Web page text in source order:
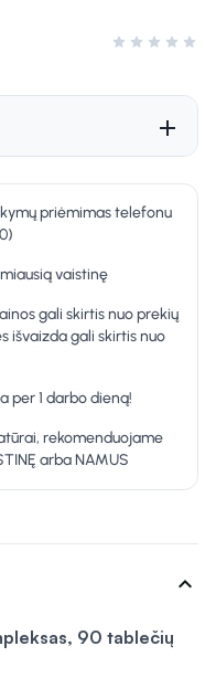
Įvertinimas 0
priėmimas telefonu
vaistinę
gali skirtis nuo prekių
išvaizda gali skirtis nuo
per 1 darbo dieną!
rekomenduojame
arba NAMUS
expand_more
90 tablečių